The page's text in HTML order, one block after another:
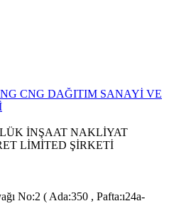
CNG DAĞITIM SANAYİ VE
İNŞAAT NAKLİYAT
LİMİTED ŞİRKETİ
No:2 ( Ada:350 , Pafta:ı24a-